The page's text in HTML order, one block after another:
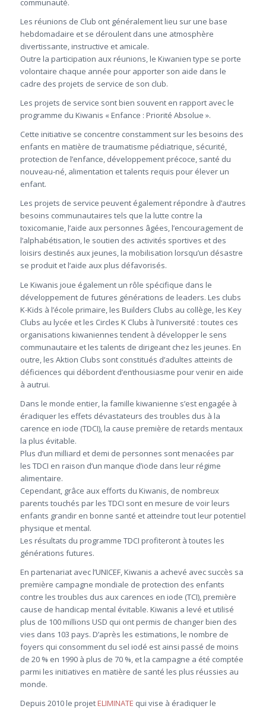
communauté.
Les réunions de Club ont généralement lieu sur une base
hebdomadaire et se déroulent dans une atmosphère
divertissante, instructive et amicale.
Outre la participation aux réunions, le Kiwanien type se porte
volontaire chaque année pour apporter son aide dans le
cadre des projets de service de son club.
Les projets de service sont bien souvent en rapport avec le
programme du Kiwanis « Enfance : Priorité Absolue ».
Cette initiative se concentre constamment sur les besoins des
enfants en matière de traumatisme pédiatrique, sécurité,
protection de l’enfance, développement précoce, santé du
nouveau-né, alimentation et talents requis pour élever un
enfant.
Les projets de service peuvent également répondre à d’autres
besoins communautaires tels que la lutte contre la
toxicomanie, l’aide aux personnes âgées, l’encouragement de
l’alphabétisation, le soutien des activités sportives et des
loisirs destinés aux jeunes, la mobilisation lorsqu’un désastre
se produit et l’aide aux plus défavorisés.
Le Kiwanis joue également un rôle spécifique dans le
développement de futures générations de leaders. Les clubs
K-Kids à l’école primaire, les Builders Clubs au collège, les Key
Clubs au lycée et les Circles K Clubs à l’université : toutes ces
organisations kiwaniennes tendent à développer le sens
communautaire et les talents de dirigeant chez les jeunes. En
outre, les Aktion Clubs sont constitués d’adultes atteints de
déficiences qui débordent d’enthousiasme pour venir en aide
à autrui.
Dans le monde entier, la famille kiwanienne s’est engagée à
éradiquer les effets dévastateurs des troubles dus à la
carence en iode (TDCI), la cause première de retards mentaux
la plus évitable.
Plus d’un milliard et demi de personnes sont menacées par
les TDCI en raison d’un manque d’iode dans leur régime
alimentaire.
Cependant, grâce aux efforts du Kiwanis, de nombreux
parents touchés par les TDCI sont en mesure de voir leurs
enfants grandir en bonne santé et atteindre tout leur potentiel
physique et mental.
Les résultats du programme TDCI profiteront à toutes les
générations futures.
En partenariat avec l’UNICEF, Kiwanis a achevé avec succès sa
première campagne mondiale de protection des enfants
contre les troubles dus aux carences en iode (TCI), première
cause de handicap mental évitable. Kiwanis a levé et utilisé
plus de 100 millions USD qui ont permis de changer bien des
vies dans 103 pays. D’après les estimations, le nombre de
foyers qui consomment du sel iodé est ainsi passé de moins
de 20 % en 1990 à plus de 70 %, et la campagne a été comptée
parmi les initiatives en matière de santé les plus réussies au
monde.
Depuis 2010 le projet ELIMINATE qui vise à éradiquer le